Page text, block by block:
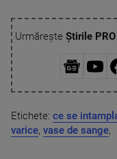
Urmărește Știrile
Etichete: ce se
varice, vase de sange,